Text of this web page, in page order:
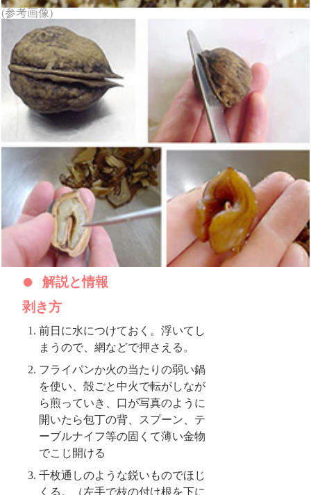
(参考画像)
解説と情報
剥き方
前日に水につけておく。浮いてし
まうので、網などで押さえる。
フライパンか火の当たりの弱い鍋
を使い、殻ごと中火で転がしなが
ら煎っていき、口が写真のように
開いたら包丁の背、スプーン、テ
ーブルナイフ等の固くて薄い金物
でこじ開ける
千枚通しのような鋭いものでほじ
くる。（左手で枝の付け根を下に